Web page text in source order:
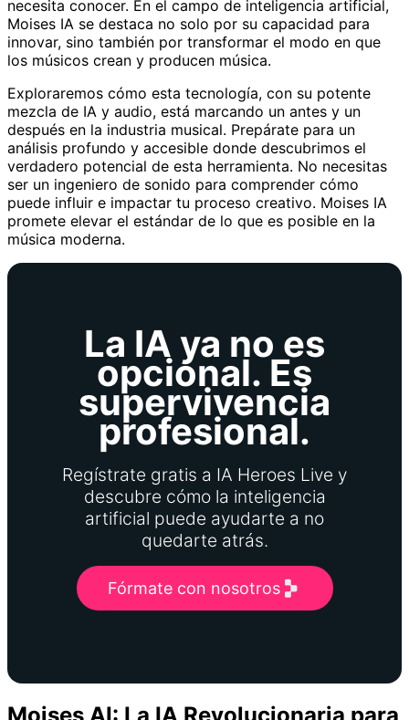
necesita conocer. En el campo de inteligencia artificial,
Moises IA se destaca no solo por su capacidad para
innovar, sino también por transformar el modo en que
los músicos crean y producen música.
Exploraremos cómo esta tecnología, con su potente
mezcla de IA y audio, está marcando un antes y un
después en la industria musical. Prepárate para un
análisis profundo y accesible donde descubrimos el
verdadero potencial de esta herramienta. No necesitas
ser un ingeniero de sonido para comprender cómo
puede influir e impactar tu proceso creativo. Moises IA
promete elevar el estándar de lo que es posible en la
música moderna.
La IA ya no es
opcional. Es
supervivencia
profesional.
Regístrate gratis a IA Heroes Live y
descubre cómo la inteligencia
artificial puede ayudarte a no
quedarte atrás.
Fórmate con nosotros